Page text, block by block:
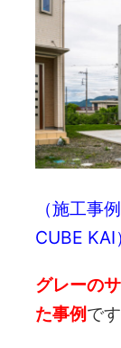
（施工事
CUBE KAI）
グレーの
た事例です